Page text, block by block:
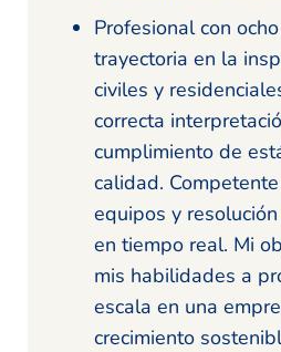
Profesional con
trayectoria en la
civiles y
correcta
cumplimiento de
calidad.
equipos y
en tiempo real. Mi
mis habilidades a
escala en una
crecimiento